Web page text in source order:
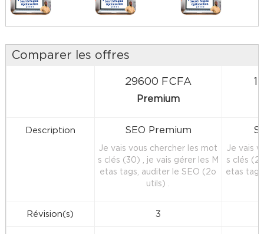
Comparer les offres
29600 FCFA
Premium
Description SEO Premium
Je vais vous chercher les mot
s clés (30) , je vais gérer les M
etas tags, auditer le SEO (2o
utils) .
Je vais
s clés
etas
Révision(s) 3